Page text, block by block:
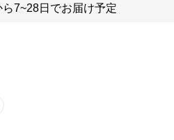
ら7~28日でお届け予定